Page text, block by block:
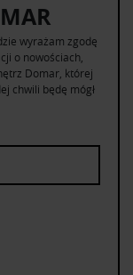
wyrażam zgodę
o nowościach,
Domar, której
chwili będę mógł